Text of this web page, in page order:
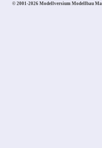
© 2001-2026 Modellversium Modellbau